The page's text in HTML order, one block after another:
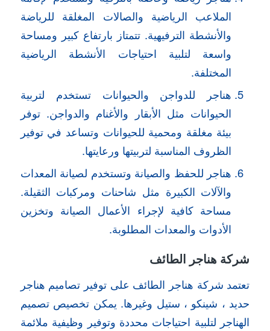
الملاعب الرياضية والصالات المغلقة للرياضة
والأنشطة الترفيهية. تتمتاز بارتفاع كبير ومساحة
واسعة لتلبية احتياجات الأنشطة الرياضية
المختلفة.
هناجر للدواجن والحيوانات تستخدم لتربية
الحيوانات مثل الأبقار والأغنام والدواجن. توفر
بيئة مغلقة ومحمية للحيوانات وتساعد في توفير
الظروف المناسبة لتربيتها ورعايتها.
هناجر للحفظ والصيانة وتستخدم لصيانة المعدات
والآلات الكبيرة مثل شاحنات ومركبات الثقيلة.
مساحة كافية لإجراء الأعمال الصيانة وتخزين
الأدوات والمعدات المطلوبة.
شركة هناجر الطائف
تعتمد شركة هناجر الطائف على توفير تصاميم هناجر
حديد ، شينكو ، ستيل وغيرها. يمكن تخصيص تصميم
الهناجر لتلبية احتياجات محددة وتوفير وظيفية ملائمة